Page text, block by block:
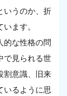
いうのか、折
ます。
的な性格の問
で見られる世
割意識、旧来
いるように思